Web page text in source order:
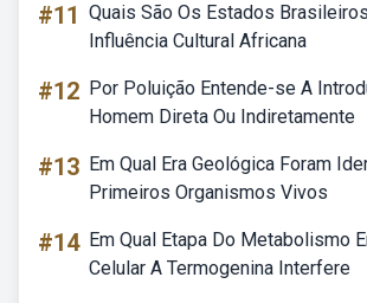
#11 Quais São Os Estados
Influência Cultural Africana
#12 Por Poluição Entende-se A
Homem Direta Ou Indiretamente
#13 Em Qual Era Geológica Foram
Primeiros Organismos Vivos
#14 Em Qual Etapa Do Metabolismo
Celular A Termogenina Interfere